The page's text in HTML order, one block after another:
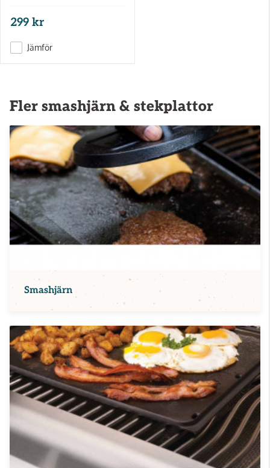
299 kr
Jämför
Fler smashjärn & stekplattor
Smashjärn